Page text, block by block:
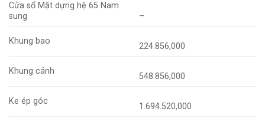
Cửa sổ Mặt dựng hệ 65 Nam
sung
–
Khung bao
224.856,000
Khung cánh
548.856,000
Ke ép góc
1.694.520,000